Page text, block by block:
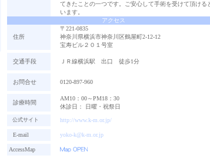
てきたことの一つです。ご安心して手術を受けて頂ける
います。
アクセス
住所
〒221-0835
神奈川県横浜市神奈川区鶴屋町2-12-12
宝寿ビル２０１号室
交通手段 ＪＲ線横浜駅 出口 徒歩1分
お問合せ 0120-897-960
診療時間
AM10：00～PM18：30
休診日： 日曜・祝祭日
公式サイト http://www.k-m.or.jp/
E-mail yoko-k@k-m.or.jp
AccessMap